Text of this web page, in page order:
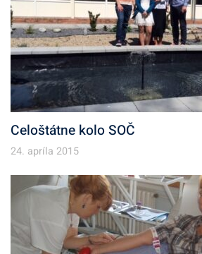
Celoštátne kolo SOČ
24. apríla 2015